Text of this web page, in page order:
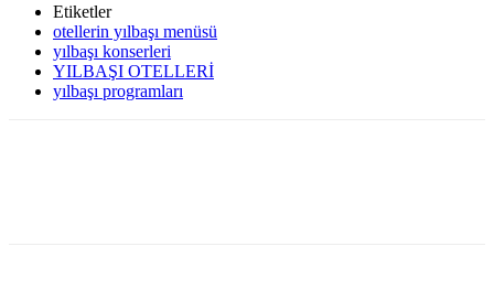
Etiketler
otellerin yılbaşı menüsü
yılbaşı konserleri
YILBAŞI OTELLERİ
yılbaşı programları